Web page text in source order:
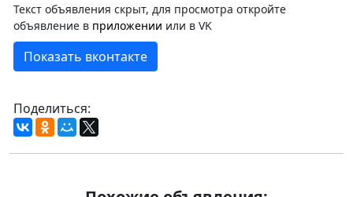
Текст объявления скрыт, для просмотра откройте
объявление в приложении или в VK
Показать вконтакте
Поделиться: